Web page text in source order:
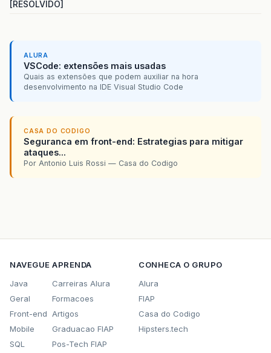
[RESOLVIDO]
ALURA
VSCode: extensões mais usadas
Quais as extensões que podem auxiliar na hora
desenvolvimento na IDE Visual Studio Code
CASA DO CODIGO
Seguranca em front-end: Estrategias para mitigar
ataques...
Por Antonio Luis Rossi — Casa do Codigo
NAVEGUE
Java
Geral
Front-end
Mobile
SQL
APRENDA
Carreiras Alura
Formacoes
Artigos
Graduacao FIAP
Pos-Tech FIAP
CONHECA O GRUPO
Alura
FIAP
Casa do Codigo
Hipsters.tech